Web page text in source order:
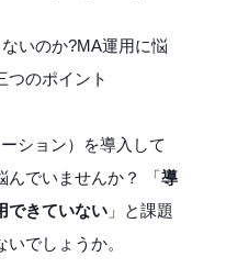
ション）を導入して
んでいませんか？ 「導
できていない 」と課題
でしょうか。